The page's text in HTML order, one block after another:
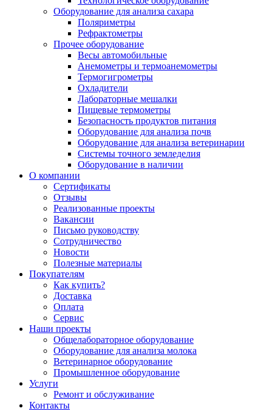
Оборудование для анализа сахара
Поляриметры
Рефрактометры
Прочее оборудование
Весы автомобильные
Анемометры и термоанемометры
Термогигрометры
Охладители
Лабораторные мешалки
Пищевые термометры
Безопасность продуктов питания
Оборудование для анализа почв
Оборудование для анализа ветеринарии
Системы точного земледелия
Оборудование в наличии
О компании
Сертификаты
Отзывы
Реализованные проекты
Вакансии
Письмо руководству
Сотрудничество
Новости
Полезные материалы
Покупателям
Как купить?
Доставка
Оплата
Сервис
Наши проекты
Общелабораторное оборудование
Оборудование для анализа молока
Ветеринарное оборудование
Промышленное оборудование
Услуги
Ремонт и обслуживание
Контакты